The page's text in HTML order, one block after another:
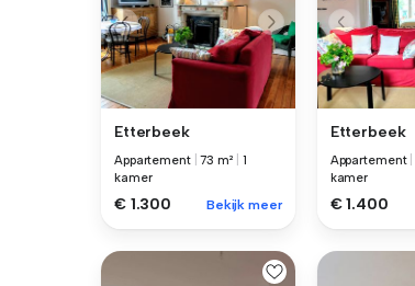
Etterbeek
Appartement |73 m²
1
kamer
€ 1.300 Bekijk meer
Etterbeek
Appartement
kamer
€ 1.400